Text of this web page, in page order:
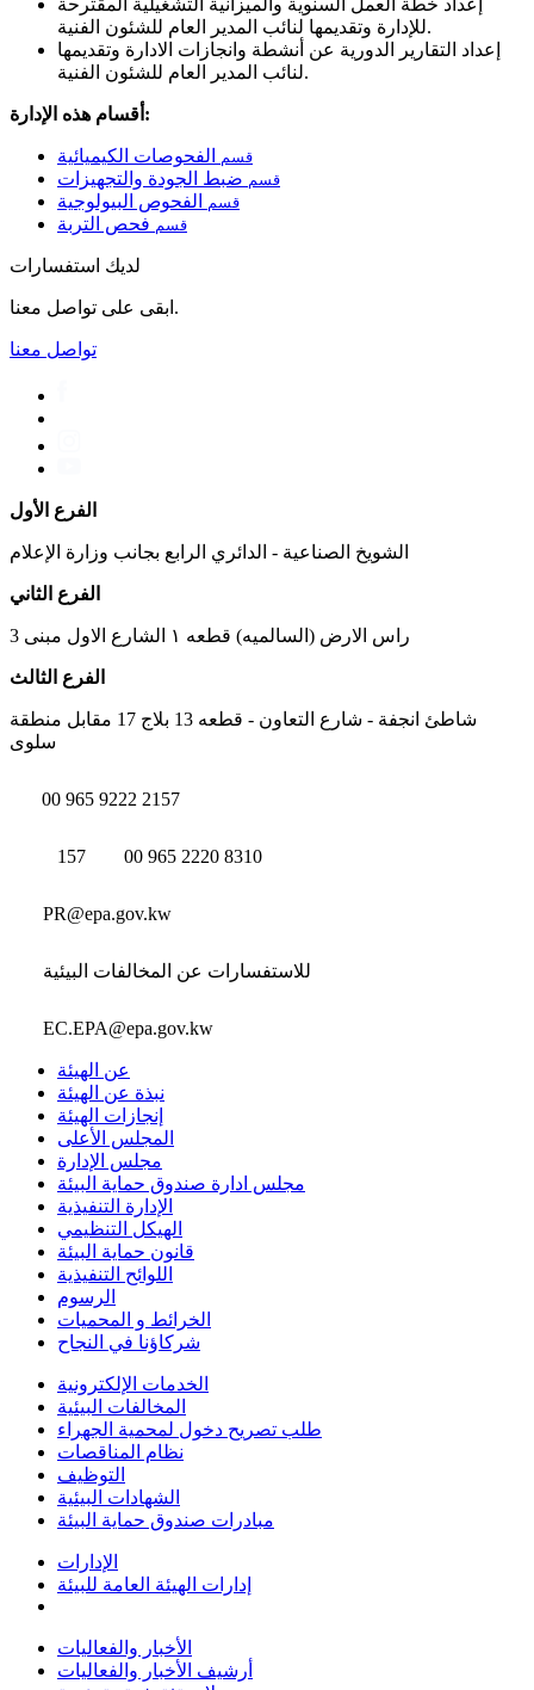
إعداد خطة العمل السنوية والميزانية التشغيلية المقترحة
للإدارة وتقديمها لنائب المدير العام للشئون الفنية.
إعداد التقارير الدورية عن أنشطة وانجازات الادارة وتقديمها
لنائب المدير العام للشئون الفنية.
أقسام هذه الإدارة:
قسم الفحوصات الكيميائية
قسم ضبط الجودة والتجهيزات
قسم الفحوص البيولوجية
قسم فحص التربة
لديك استفسارات
ابقى على تواصل معنا.
تواصل معنا
الفرع الأول
الشويخ الصناعية - الدائري الرابع بجانب وزارة الإعلام
الفرع الثاني
راس الارض (السالميه) قطعه ١ الشارع الاول مبنى 3
الفرع الثالث
شاطئ انجفة - شارع التعاون - قطعه 13 بلاج 17 مقابل منطقة
سلوى
00 965 9222 2157
157 00 965 2220 8310
PR@epa.gov.kw
للاستفسارات عن المخالفات البيئية
EC.EPA@epa.gov.kw
عن الهيئة
نبذة عن الهيئة
إنجازات الهيئة
المجلس الأعلى
مجلس الإدارة
مجلس ادارة صندوق حماية البيئة
الإدارة التنفيذية
الهيكل التنظيمي
قانون حماية البيئة
اللوائح التنفيذية
الرسوم
الخرائط و المحميات
شركاؤنا في النجاح
الخدمات الإلكترونية
المخالفات البيئية
طلب تصريح دخول لمحمية الجهراء
نظام المناقصات
التوظيف
الشهادات البيئية
مبادرات صندوق حماية البيئة
الإدارات
إدارات الهيئة العامة للبيئة
الأخبار والفعاليات
أرشيف الأخبار والفعاليات